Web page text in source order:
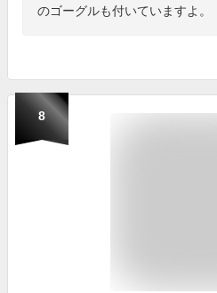
のゴーグルも付いていますよ。
8